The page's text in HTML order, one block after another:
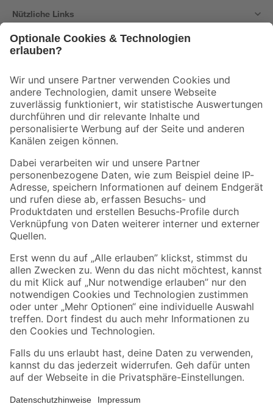
Nützliche Links
Der toom Newsletter: Keine Angebote und Aktionen mehr verpassen!
Zur Newsletter Anmeldung
Folge uns
Zahlungsarten Versandarten
Sicher einkaufen
Jetzt die toom-App herunterladen
Alle Preisangaben in EUR inkl. gesetzl. MwSt.. Die dargestellten Angebote sind unter
Umständen nicht in allen Märkten verfügbar. Die angegebenen Verfügbarkeiten beziehen
Produkte nur solange der Vorrat reicht.
*Paketversand ab 59 € versandkostenfrei, gilt nicht für Artikel mit Speditionsversand, hier